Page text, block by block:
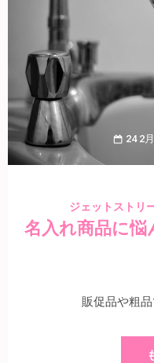
24 2
ジェットストリ
名入れ商品に悩
販促品や粗